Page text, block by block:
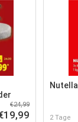
€24,99
Nutella
2 Tage